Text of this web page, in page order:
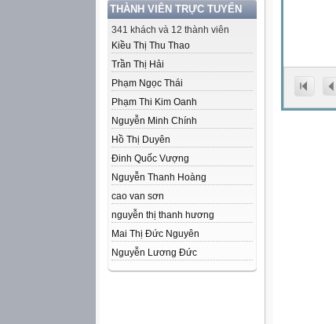
THÀNH VIÊN TRỰC TUYẾN
341 khách và 12 thành viên
Kiều Thị Thu Thao
Trần Thị Hải
Phạm Ngọc Thái
Phạm Thi Kim Oanh
Nguyễn Minh Chính
Hồ Thị Duyên
Đinh Quốc Vượng
Nguyễn Thanh Hoàng
cao van sơn
nguyễn thị thanh hương
Mai Thị Đức Nguyên
Nguyễn Lương Đức